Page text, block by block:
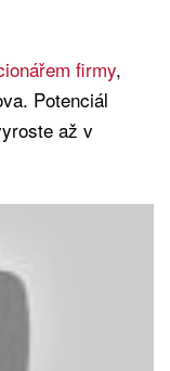
firmy,
Potenciál
až v